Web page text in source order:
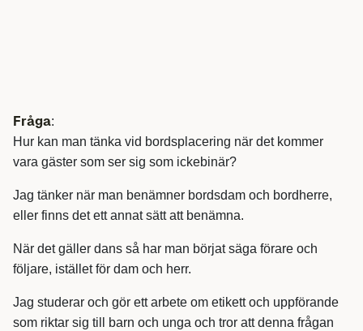
Fråga:
Hur kan man tänka vid bordsplacering när det kommer
vara gäster som ser sig som ickebinär?
Jag tänker när man benämner bordsdam och bordherre,
eller finns det ett annat sätt att benämna.
När det gäller dans så har man börjat säga förare och
följare, istället för dam och herr.
Jag studerar och gör ett arbete om etikett och uppförande
som riktar sig till barn och unga och tror att denna frågan